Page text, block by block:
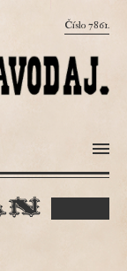
Číslo 7861.